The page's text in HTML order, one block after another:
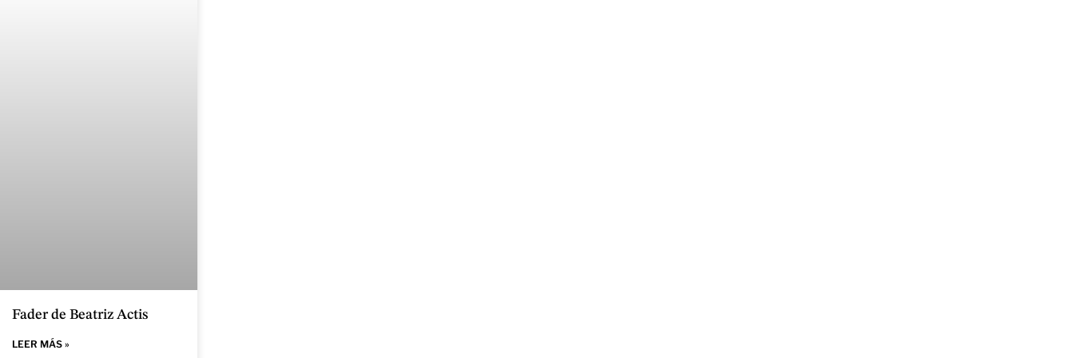
Fader de Beatriz Actis
LEER MÁS »